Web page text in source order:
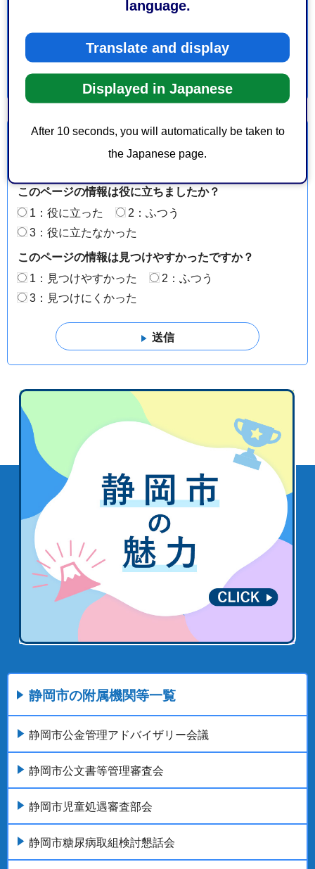
language.
Translate and display
Displayed in Japanese
After 10 seconds, you will automatically be taken to
the Japanese page.
電話番号：054-221-1161
ファックス番号：054-221-5027
より良いウェブサイトにするためにみなさまのご意
見をお聞かせください
このページの情報は役に立ちましたか？
1：役に立った
2：ふつう
3：役に立たなかった
このページの情報は見つけやすかったですか？
1：見つけやすかった
2：ふつう
3：見つけにくかった
静岡市の附属機関等一覧
静岡市公金管理アドバイザリー会議
静岡市公文書等管理審査会
静岡市児童処遇審査部会
静岡市糖尿病取組検討懇話会